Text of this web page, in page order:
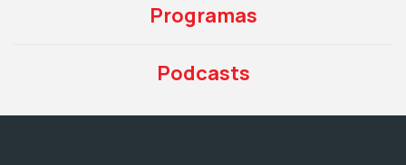
Programas
Podcasts